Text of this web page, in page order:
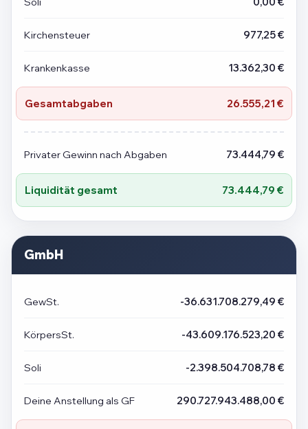
Kirchensteuer 977,25 €
Krankenkasse 13.362,30 €
Gesamtabgaben 26.555,21 €
Privater Gewinn nach Abgaben 73.444,79 €
Liquidität gesamt 73.444,79 €
GmbH
GewSt. -36.631.708.279,49 €
KörpersSt. -43.609.176.523,20 €
Soli -2.398.504.708,78 €
Deine Anstellung als GF 290.727.943.488,00 €